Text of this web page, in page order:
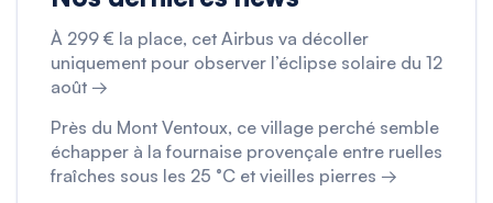
À 299 € la place, cet Airbus va décoller
uniquement pour observer l’éclipse solaire du 12
août →
Près du Mont Ventoux, ce village perché semble
échapper à la fournaise provençale entre ruelles
fraîches sous les 25 °C et vieilles pierres →